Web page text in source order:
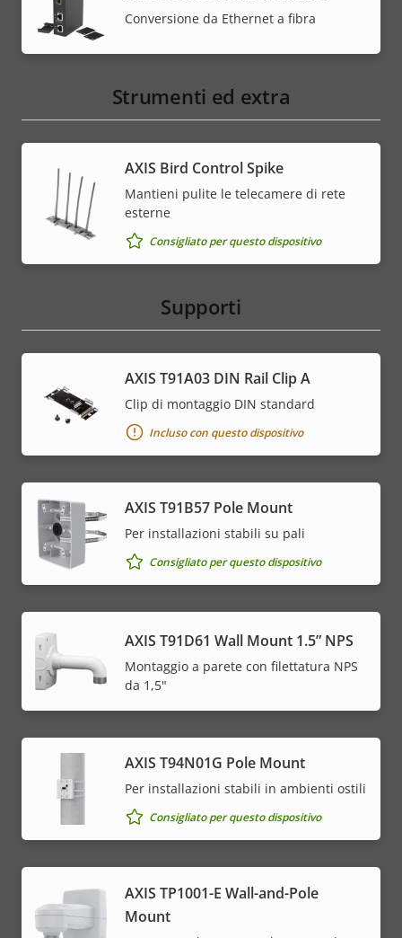
Conversione da Ethernet a fibra
Strumenti ed extra
AXIS Bird Control Spike
Mantieni pulite le telecamere di rete
esterne
Consigliato per questo dispositivo
Supporti
AXIS T91A03 DIN Rail Clip A
Clip di montaggio DIN standard
Incluso con questo dispositivo
AXIS T91B57 Pole Mount
Per installazioni stabili su pali
Consigliato per questo dispositivo
AXIS T91D61 Wall Mount 1.5” NPS
Montaggio a parete con filettatura NPS
da 1,5"
AXIS T94N01G Pole Mount
Per installazioni stabili in ambienti ostili
Consigliato per questo dispositivo
AXIS TP1001-E Wall-and-Pole
Mount